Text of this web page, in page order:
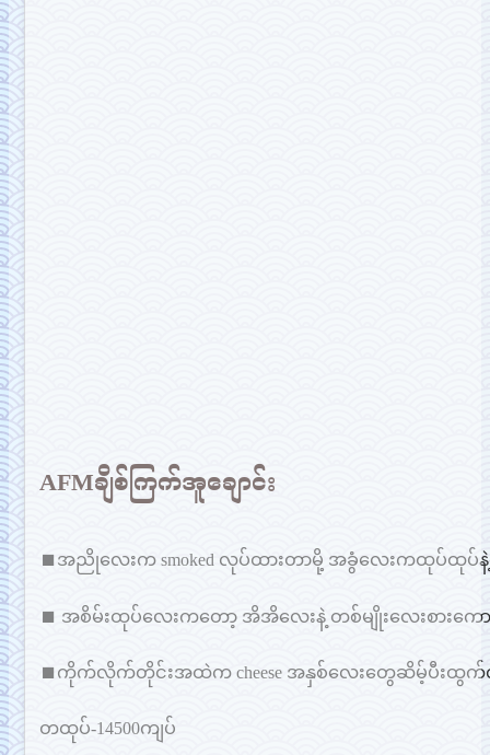
AFMချိစ်ကြက်အူချောင်း
⏹အညိုလေးက smoked လုပ်ထားတာမို့ အခွံလေးကထုပ်ထုပ်နဲ့
⏹ အစိမ်းထုပ်လေးကတော့ အိအိလေးနဲ့ တစ်မျိုးလေးစားကောင်
⏹ကိုက်လိုက်တိုင်းအထဲက cheese အနှစ်လေးတွေဆိမ့်ပီး
တထုပ်-14500ကျပ်